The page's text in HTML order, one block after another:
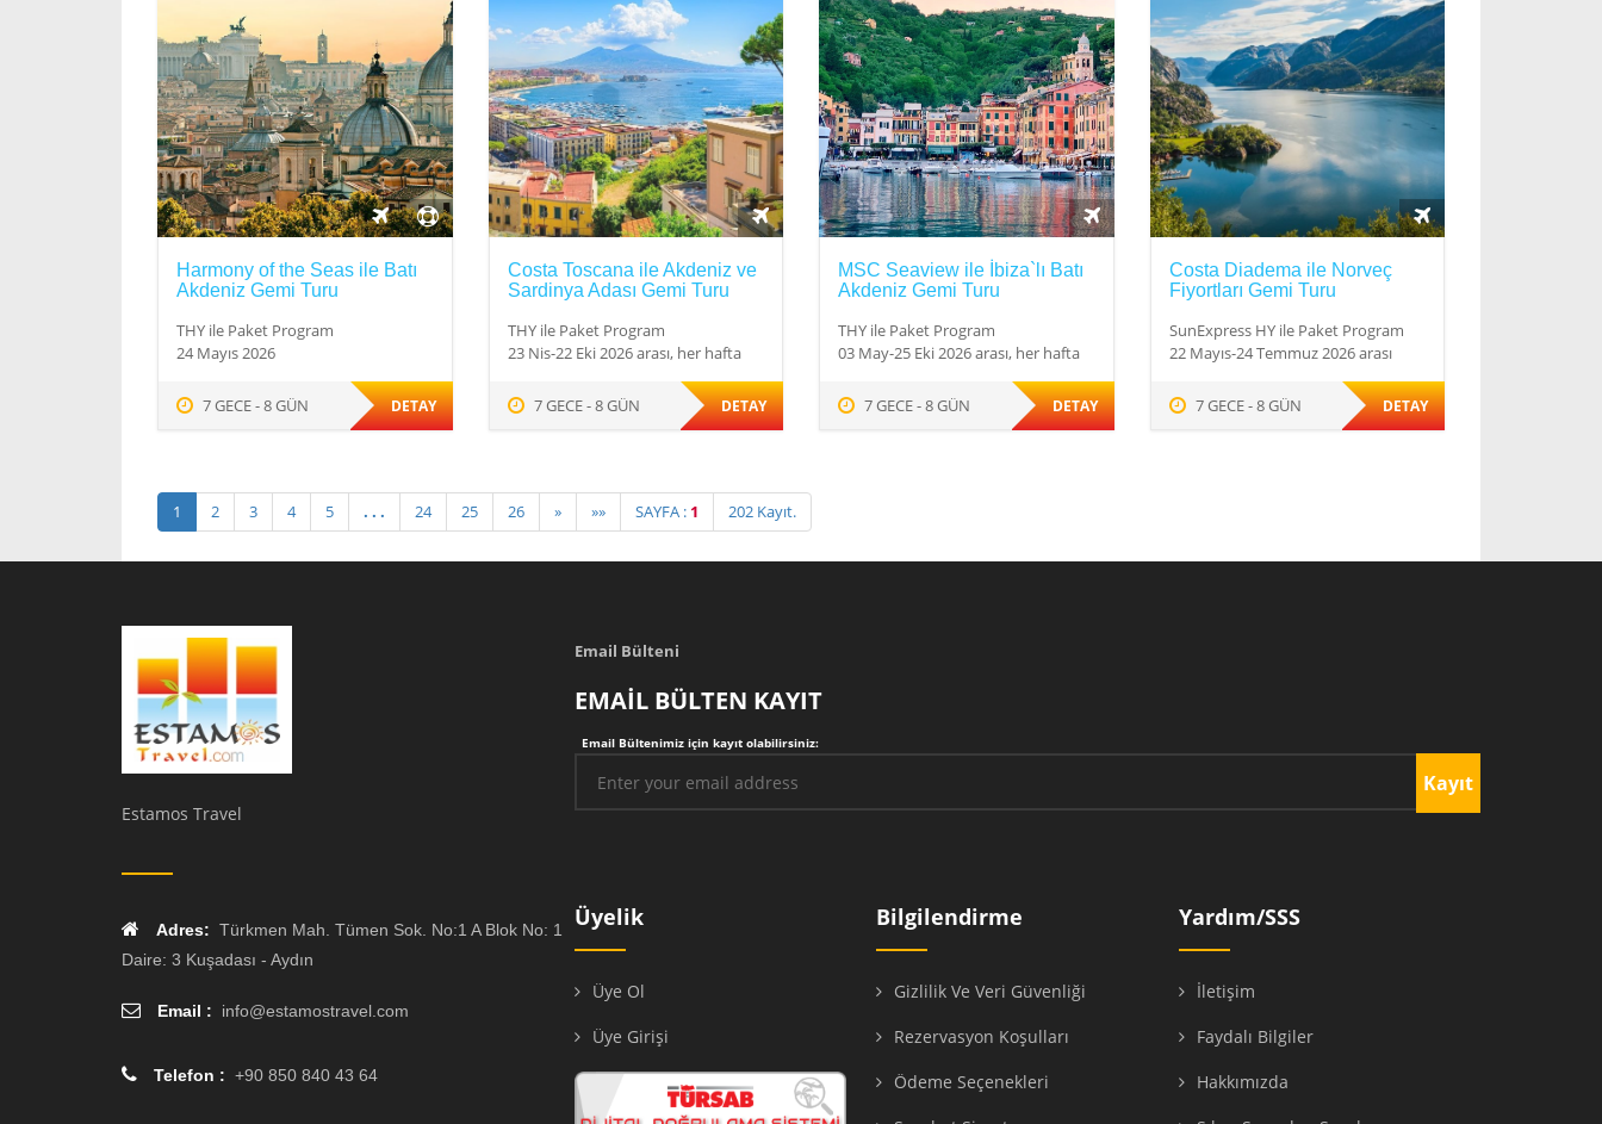
Harmony of the Seas ile Batı
Akdeniz Gemi Turu
THY ile Paket Program
24 Mayıs 2026
7 GECE - 8 GÜN DETAY
Costa Toscana ile Akdeniz ve
Sardinya Adası Gemi Turu
THY ile Paket Program
23 Nis-22 Eki 2026 arası, her hafta
7 GECE - 8 GÜN DETAY
MSC Seaview ile İbiza`lı Batı
Akdeniz Gemi Turu
THY ile Paket Program
03 May-25 Eki 2026 arası, her hafta
7 GECE - 8 GÜN DETAY
Costa Diadema ile Norveç
Fiyortları Gemi Turu
SunExpress HY ile Paket Program
22 Mayıs-24 Temmuz 2026 arası
7 GECE - 8 GÜN DETAY
1 2 3 4 5 . . . 24 25 26 » »» SAYFA : 1 202 Kayıt.
Estamos Travel
Adres: Türkmen Mah. Tümen Sok. No:1 A Blok No: 1
Daire: 3 Kuşadası - Aydın
Email : info@estamostravel.com
Telefon : +90 850 840 43 64
Email Bülteni
EMAİL BÜLTEN KAYIT
Email Bültenimiz için kayıt olabilirsiniz:
Kayıt
Üyelik
Üye Ol
Üye Girişi
Bilgilendirme
Gizlilik Ve Veri Güvenliği
Rezervasyon Koşulları
Ödeme Seçenekleri
Yardım/SSS
İletişim
Faydalı Bilgiler
Hakkımızda